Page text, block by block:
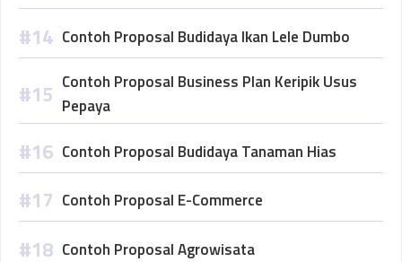
Contoh Proposal Budidaya Ikan Lele Dumbo
Contoh Proposal Business Plan Keripik Usus
Pepaya
Contoh Proposal Budidaya Tanaman Hias
Contoh Proposal E-Commerce
Contoh Proposal Agrowisata